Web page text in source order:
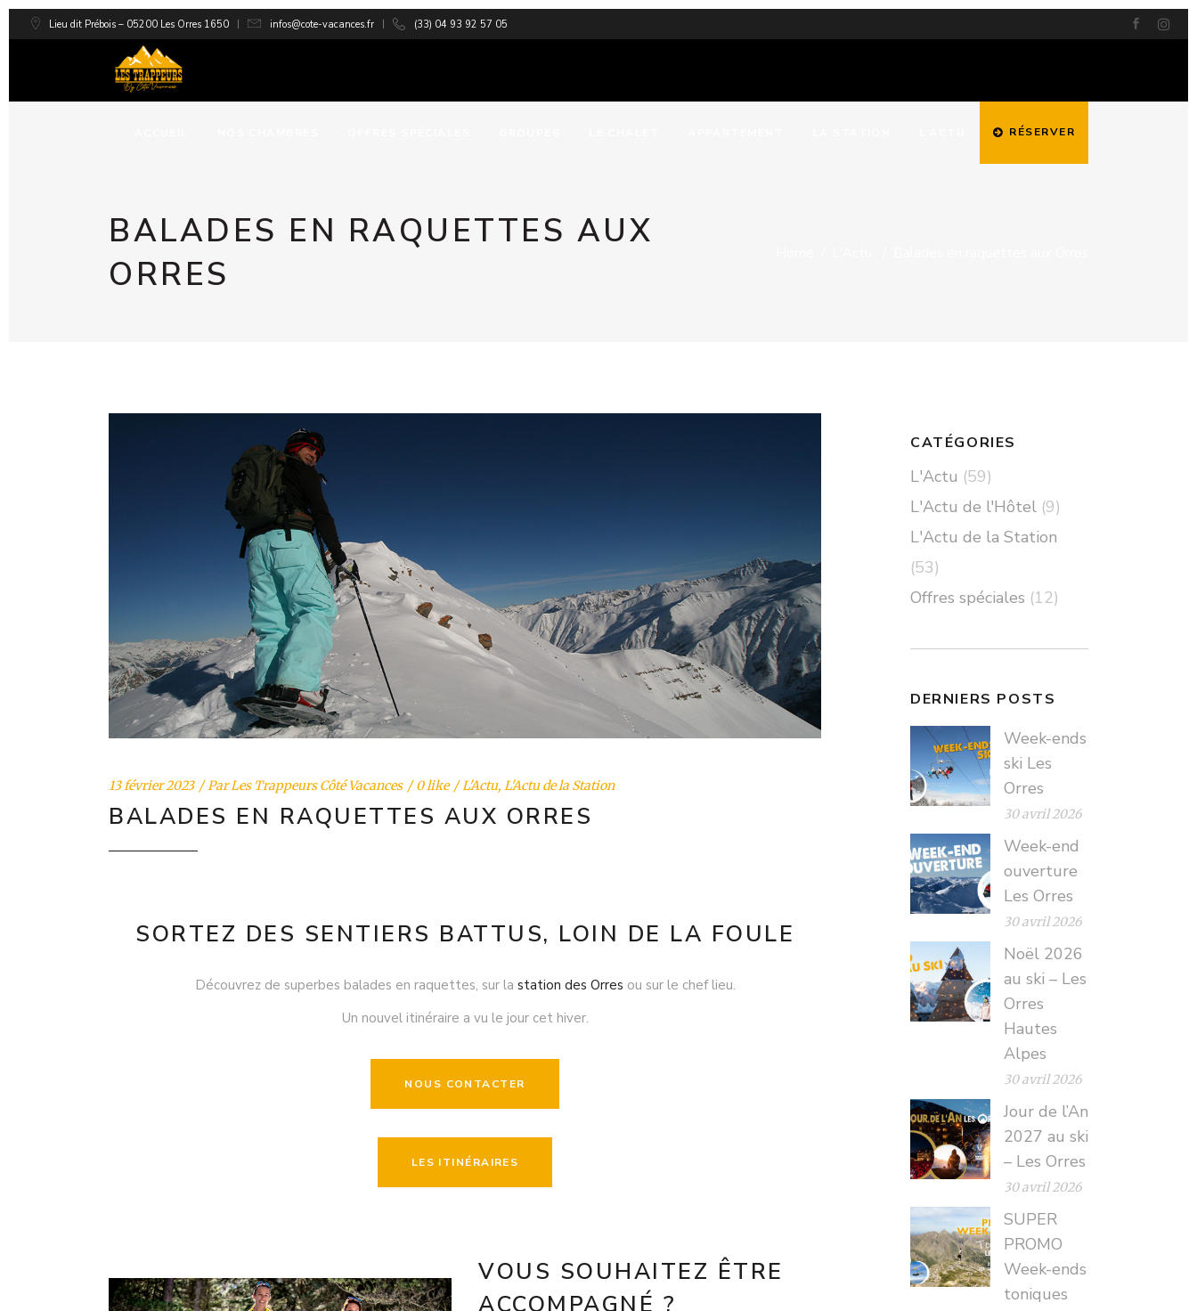
Lieu dit Prébois – 05200 Les Orres 1650 infos@cote-vacances.fr (33) 04 93 92 57 05
RÉSERVER
BALADES EN RAQUETTES AUX
ORRES
13 février 2023 ParLes Trappeurs Côté Vacances 0 like L'Actu, L'Actu de la Station
BALADES EN RAQUETTES AUX ORRES
SORTEZ DES SENTIERS BATTUS, LOIN DE LA FOULE
Découvrez de superbes balades en raquettes, sur la station des Orres ou sur le chef lieu.
Un nouvel itinéraire a vu le jour cet hiver.
NOUS CONTACTER
LES ITINÉRAIRES
VOUS SOUHAITEZ ÊTRE
CATÉGORIES
L'Actu (59)
L'Actu de l'Hôtel (9)
L'Actu de la Station
(53)
Offres spéciales (12)
DERNIERS POSTS
Week-ends
ski Les
Orres
30 avril 2026
Week-end
ouverture
Les Orres
30 avril 2026
Noël 2026
au ski – Les
Orres
Hautes
Alpes
30 avril 2026
Jour de l’An
2027 au ski
– Les Orres
30 avril 2026
SUPER
PROMO
Week-ends
toniques